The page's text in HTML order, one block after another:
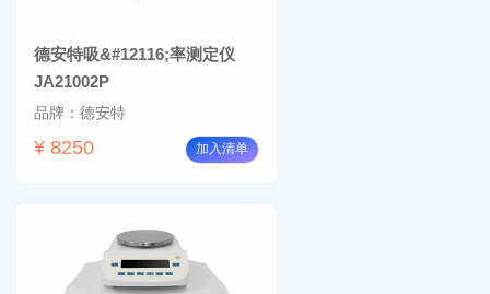
德安特吸&#12116;率测定仪
JA21002P
品牌：德安特
¥ 8250 加入清单